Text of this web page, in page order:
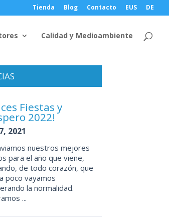
Tienda Blog Contacto EUS DE
Calidad y Medioambiente
Fiestas y
2022!
2021
nuestros mejores
para el año que viene,
de todo corazón, que
poco vayamos
la normalidad.
...